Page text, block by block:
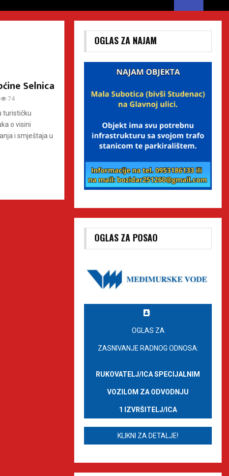
Selnica
74
turističku
o visini
i smještaja u
OGLAS ZA NAJAM
OGLAS ZA POSAO
OGLAS ZA
ZASNIVANJE RADNOG ODNOSA:
RUKOVATELJ/ICA SPECIJALNIM
VOZILOM ZA ODVODNJU
1 IZVRŠITELJ/ICA
KLIKNI ZA DETALJE!